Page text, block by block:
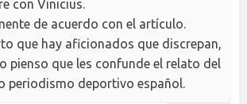
con Vinicius.
de acuerdo con el artículo.
que hay aficionados que discrepan,
pienso que les confunde el relato del
periodismo deportivo español.